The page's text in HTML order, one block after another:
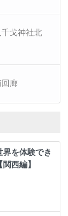
戈神社北
廊
界を体験でき
西編】